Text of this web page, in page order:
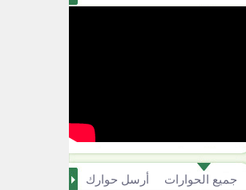
أرسل حوارك جميع الحوارات